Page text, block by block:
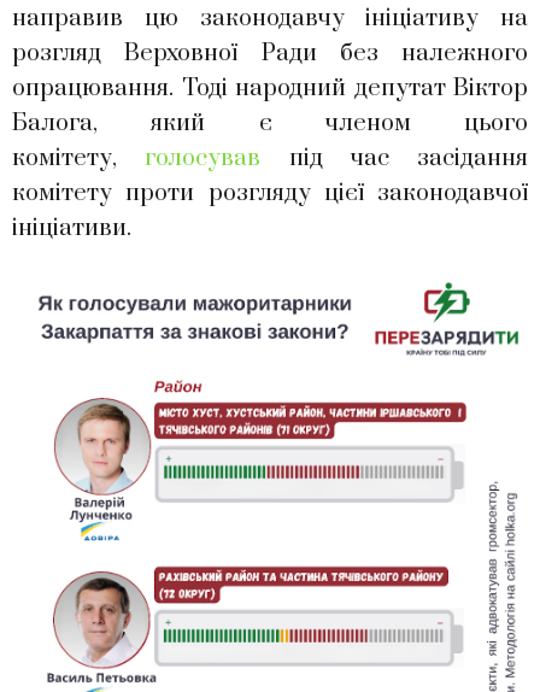
направив цю законодавчу ініціативу на
розгляд Верховної Ради без належного
опрацювання. Тоді народний депутат Віктор
Балога, який є членом цього
комітету, голосував під час засідання
комітету проти розгляду цієї законодавчої
ініціативи.